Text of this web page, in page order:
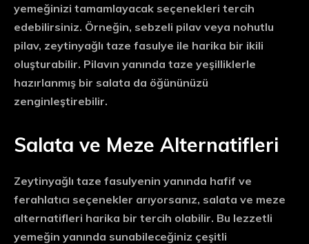
yemeğinizi tamamlayacak seçenekleri tercih
edebilirsiniz. Örneğin, sebzeli pilav veya nohutlu
pilav, zeytinyağlı taze fasulye ile harika bir ikili
oluşturabilir. Pilavın yanında taze yeşilliklerle
hazırlanmış bir salata da öğününüzü
zenginleştirebilir.
Salata ve Meze Alternatifleri
Zeytinyağlı taze fasulyenin yanında hafif ve
ferahlatıcı seçenekler arıyorsanız, salata ve meze
alternatifleri harika bir tercih olabilir. Bu lezzetli
yemeğin yanında sunabileceğiniz çeşitli